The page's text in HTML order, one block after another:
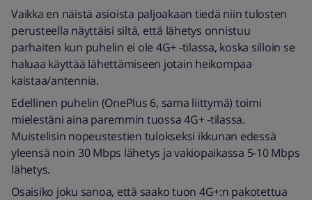
Vaikka en näistä asioista paljoakaan tiedä niin tulosten
perusteella näyttäisi siltä, että lähetys onnistuu
parhaiten kun puhelin ei ole 4G+ -tilassa, koska silloin se
haluaa käyttää lähettämiseen jotain heikompaa
kaistaa/antennia.
Edellinen puhelin (OnePlus 6, sama liittymä) toimi
mielestäni aina paremmin tuossa 4G+ -tilassa.
Muistelisin nopeustestien tulokseksi ikkunan edessä
yleensä noin 30 Mbps lähetys ja vakiopaikassa 5-10 Mbps
lähetys.
Osaisiko joku sanoa, että saako tuon 4G+:n pakotettua